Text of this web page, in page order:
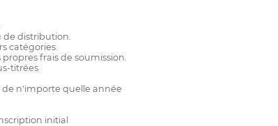
distribution.
catégories.
frais de soumission.
titrées
de n'importe quelle année
initial